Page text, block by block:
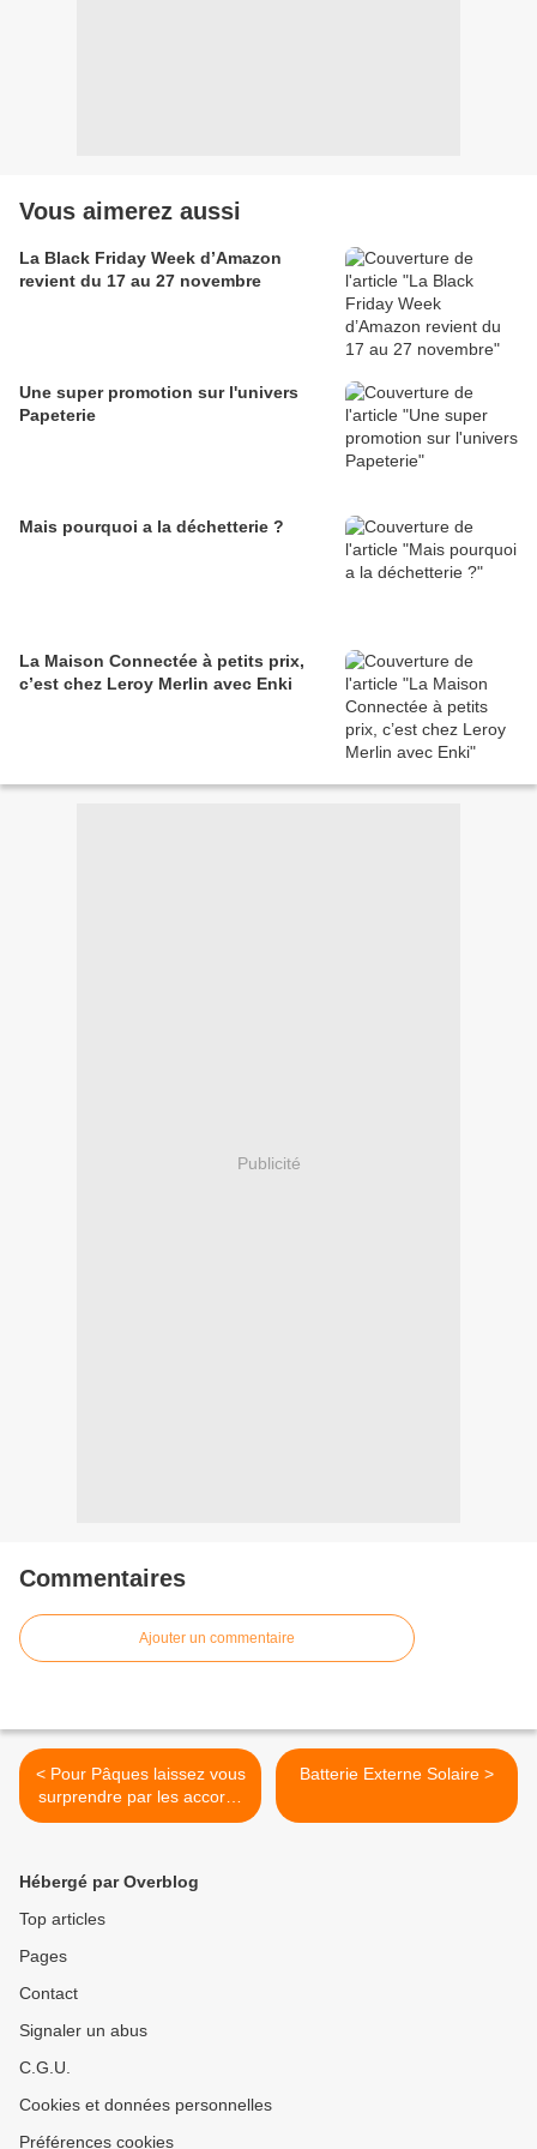
Vous aimerez aussi
La Black Friday Week d’Amazon
revient du 17 au 27 novembre
Une super promotion sur l'univers
Papeterie
Mais pourquoi a la déchetterie ?
La Maison Connectée à petits prix,
c’est chez Leroy Merlin avec Enki
Publicité
Commentaires
Ajouter un commentaire
< Pour Pâques laissez vous
surprendre par les accords
fromage/chocolat
Batterie Externe Solaire >
Hébergé par Overblog
Top articles
Pages
Contact
Signaler un abus
C.G.U.
Cookies et données personnelles
Préférences cookies